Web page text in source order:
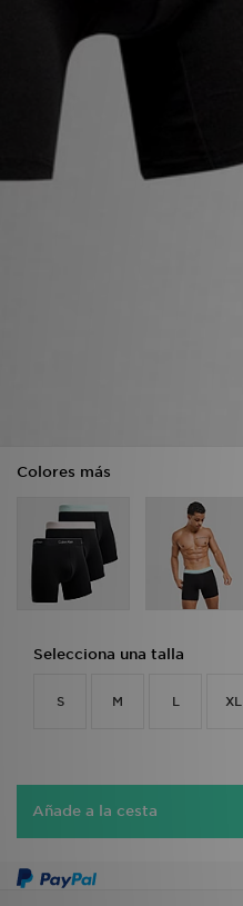
Colores más
Selecciona una talla
S M L XL
Añade a la cesta